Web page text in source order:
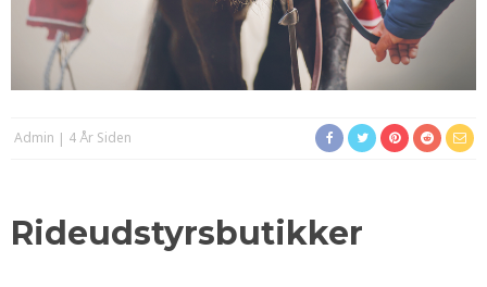
Admin 4 År Siden
Rideudstyrsbutikker